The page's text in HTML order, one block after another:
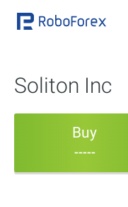
Soliton Inc
Buy
-----